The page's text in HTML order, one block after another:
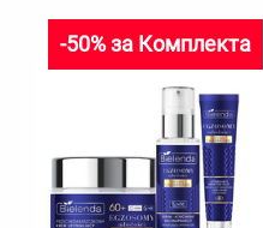
-50% за Комплекта